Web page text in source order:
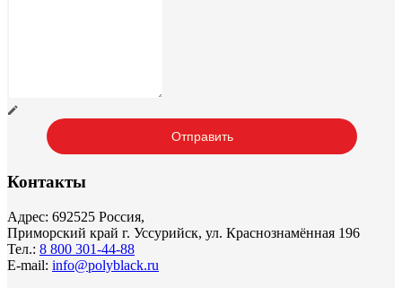
Контакты
Адрес: 692525 Россия,
Приморский край г. Уссурийск, ул. Краснознамённая 196
Тел.: 8 800 301-44-88
E-mail: info@polyblack.ru